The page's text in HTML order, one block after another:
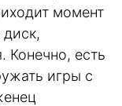
момент
Конечно, есть
игры с